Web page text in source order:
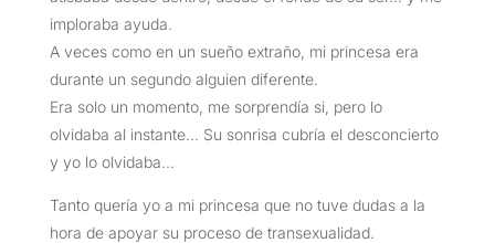
imploraba ayuda.
A veces como en un sueño extraño, mi princesa era
durante un segundo alguien diferente.
Era solo un momento, me sorprendía si, pero lo
olvidaba al instante… Su sonrisa cubría el desconcierto
y yo lo olvidaba…
Tanto quería yo a mi princesa que no tuve dudas a la
hora de apoyar su proceso de transexualidad.